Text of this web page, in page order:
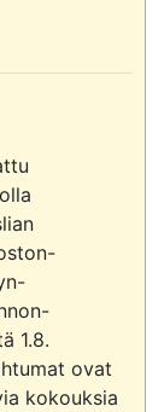
1.8.
ovat
kokouksia